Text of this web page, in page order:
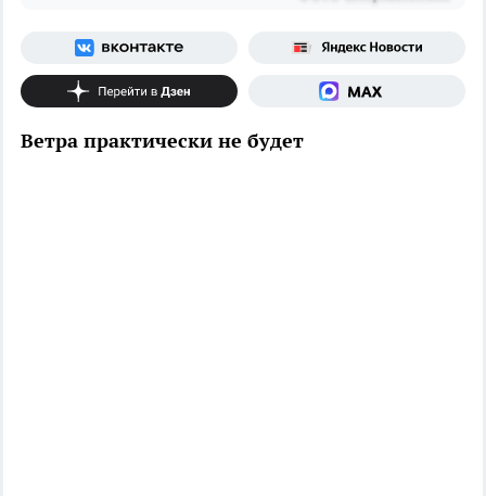
Ветра практически не будет